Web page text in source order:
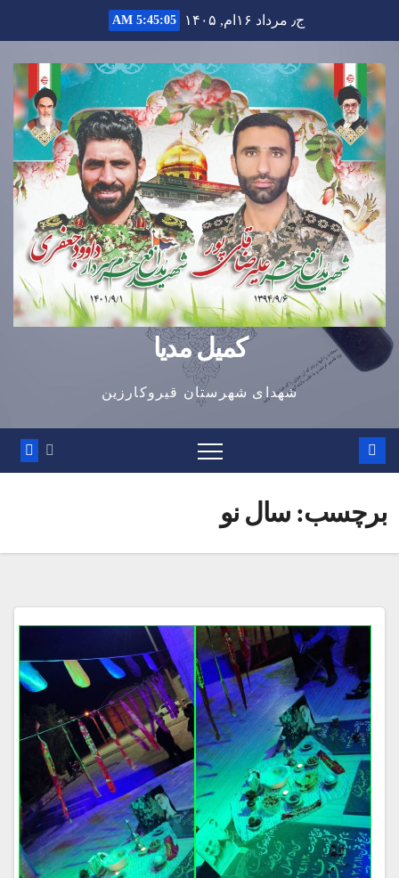
to
content
ج٫ مرداد ۱۶ام, ۱۴۰۵ 5:45:06 AM
کمیل مدیا
شهدای شهرستان قیروکارزین
برچسب:سال نو